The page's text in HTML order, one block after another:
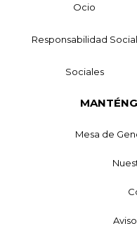
Ocio
Responsabilidad Social
Sociales
Mesa de